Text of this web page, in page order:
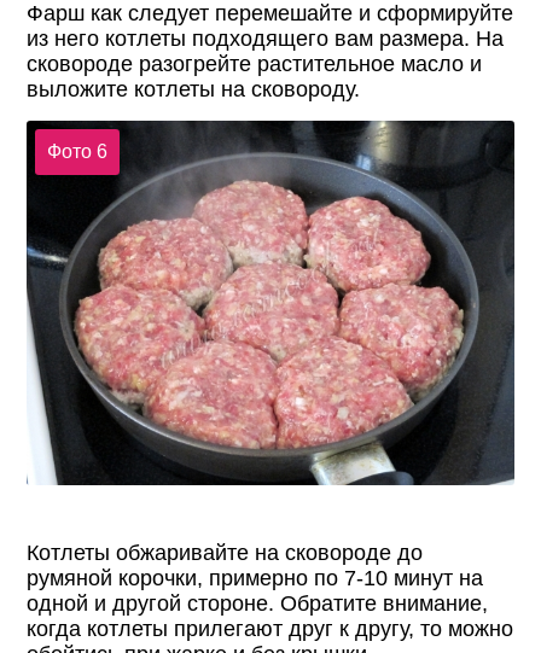
Фарш как следует перемешайте и сформируйте
из него котлеты подходящего вам размера. На
сковороде разогрейте растительное масло и
выложите котлеты на сковороду.
Фото 6
Котлеты обжаривайте на сковороде до
румяной корочки, примерно по 7-10 минут на
одной и другой стороне. Обратите внимание,
когда котлеты прилегают друг к другу, то можно